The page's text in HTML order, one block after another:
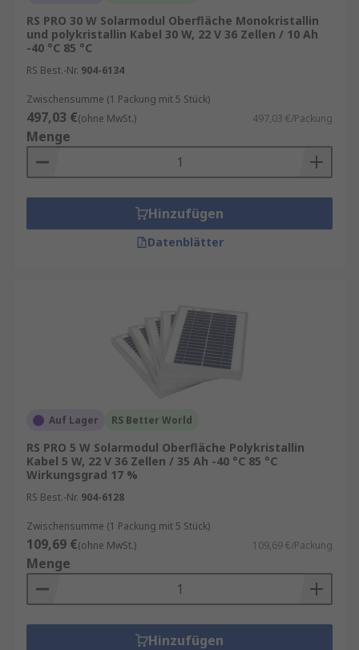
RS PRO 30 W Solarmodul Oberfläche Monokristallin
und polykristallin Kabel 30 W, 22 V 36 Zellen / 10 Ah
-40 °C 85 °C
RS Best.-Nr. 904-6134
Zwischensumme (1 Packung mit 5 Stück)
497,03 €(ohne MwSt.) 497,03 €/Packung
Menge
Hinzufügen
Datenblätter
Auf Lager RS Better World
RS PRO 5 W Solarmodul Oberfläche Polykristallin
Kabel 5 W, 22 V 36 Zellen / 35 Ah -40 °C 85 °C
Wirkungsgrad 17 %
RS Best.-Nr. 904-6128
Zwischensumme (1 Packung mit 5 Stück)
109,69 €(ohne MwSt.) 109,69 €/Packung
Menge
Hinzufügen